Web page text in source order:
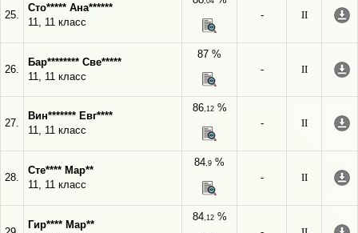
25.
Сто***** Ана******
11, 11 класс
-
II
26.
Бар******** Све*****
11, 11 класс
87 %
-
II
27.
Вин******* Евг****
11, 11 класс
86,12%
-
II
28.
Сте**** Мар**
11, 11 класс
84,9 %
-
II
Гир**** Мар**
84,12%